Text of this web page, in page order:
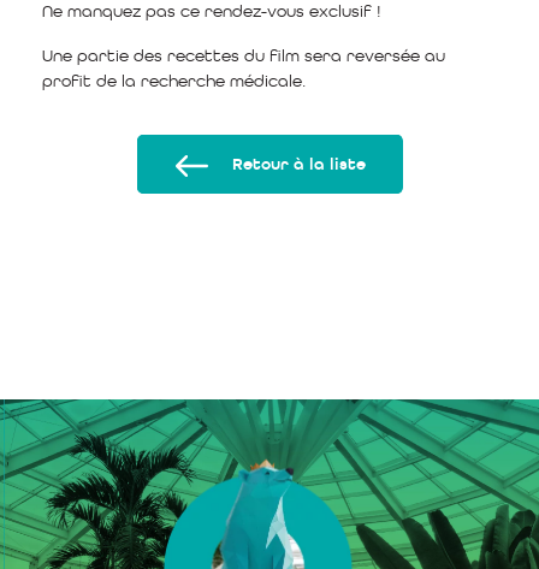
Ne manquez pas ce rendez-vous exclusif !
Une partie des recettes du film sera reversée au
profit de la recherche médicale.
Retour à la liste